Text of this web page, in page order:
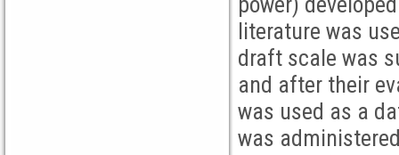
literature was
draft scale was
and after their
was used as a
was